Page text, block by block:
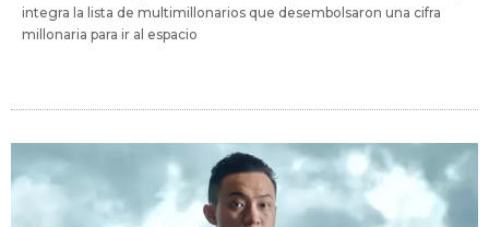
integra la lista de multimillonarios que desembolsaron una cifra
millonaria para ir al espacio